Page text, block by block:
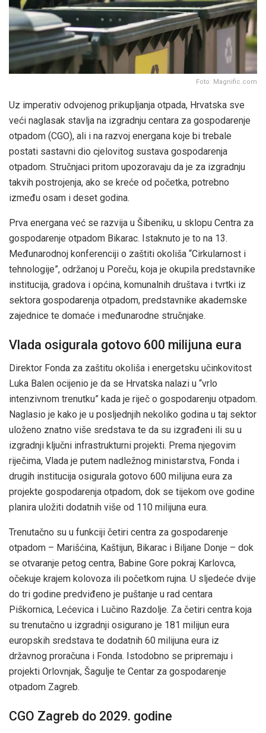
Foto: Magnific.com
Uz imperativ odvojenog prikupljanja otpada, Hrvatska sve
veći naglasak stavlja na izgradnju centara za gospodarenje
otpadom (CGO), ali i na razvoj energana koje bi trebale
postati sastavni dio cjelovitog sustava gospodarenja
otpadom. Stručnjaci pritom upozoravaju da je za izgradnju
takvih postrojenja, ako se kreće od početka, potrebno
između osam i deset godina.
Prva energana već se razvija u Šibeniku, u sklopu Centra za
gospodarenje otpadom Bikarac. Istaknuto je to na 13.
Međunarodnoj konferenciji o zaštiti okoliša “Cirkularnost i
tehnologije”, održanoj u Poreču, koja je okupila predstavnike
institucija, gradova i općina, komunalnih društava i tvrtki iz
sektora gospodarenja otpadom, predstavnike akademske
zajednice te domaće i međunarodne stručnjake.
Vlada osigurala gotovo 600 milijuna eura
Direktor Fonda za zaštitu okoliša i energetsku učinkovitost
Luka Balen ocijenio je da se Hrvatska nalazi u “vrlo
intenzivnom trenutku” kada je riječ o gospodarenju otpadom.
Naglasio je kako je u posljednjih nekoliko godina u taj sektor
uloženo znatno više sredstava te da su izgrađeni ili su u
izgradnji ključni infrastrukturni projekti. Prema njegovim
riječima, Vlada je putem nadležnog ministarstva, Fonda i
drugih institucija osigurala gotovo 600 milijuna eura za
projekte gospodarenja otpadom, dok se tijekom ove godine
planira uložiti dodatnih više od 110 milijuna eura.
Trenutačno su u funkciji četiri centra za gospodarenje
otpadom – Marišćina, Kaštijun, Bikarac i Biljane Donje – dok
se otvaranje petog centra, Babine Gore pokraj Karlovca,
očekuje krajem kolovoza ili početkom rujna. U sljedeće dvije
do tri godine predviđeno je puštanje u rad centara
Piškornica, Lećevica i Lučino Razdolje. Za četiri centra koja
su trenutačno u izgradnji osigurano je 181 milijun eura
europskih sredstava te dodatnih 60 milijuna eura iz
državnog proračuna i Fonda. Istodobno se pripremaju i
projekti Orlovnjak, Šagulje te Centar za gospodarenje
otpadom Zagreb.
CGO Zagreb do 2029. godine